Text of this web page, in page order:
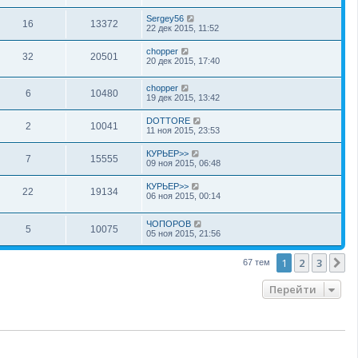
16 13372
Sergey56
22 дек 2015, 11:52
32 20501
chopper
20 дек 2015, 17:40
6 10480
chopper
19 дек 2015, 13:42
2 10041
DOTTORE
11 ноя 2015, 23:53
7 15555
КУРЬЕР>>
09 ноя 2015, 06:48
22 19134
КУРЬЕР>>
06 ноя 2015, 00:14
5 10075
ЧОПОРОВ
05 ноя 2015, 21:56
67 тем 1 2 3
Перейти